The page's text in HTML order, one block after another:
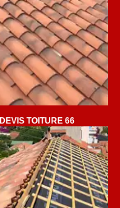
DEVIS TOITURE 66